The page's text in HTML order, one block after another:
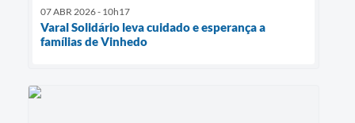
07 ABR 2026 - 10h17
Varal Solidário leva cuidado e esperança a
famílias de Vinhedo